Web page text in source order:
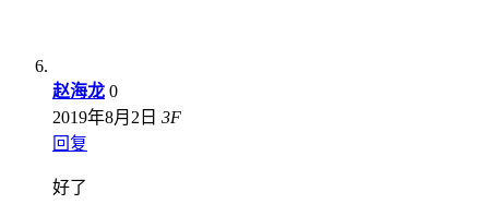
赵海龙 0
2019年8月2日 3F
回复
好了